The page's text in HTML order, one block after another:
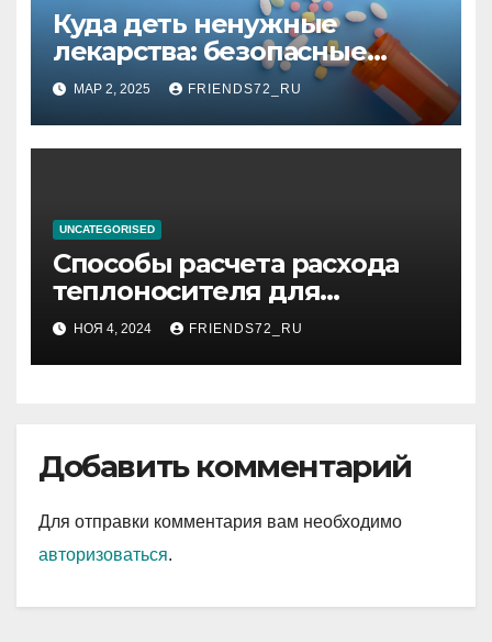
Куда деть ненужные
лекарства: безопасные
способы утилизации
МАР 2, 2025 FRIENDS72_RU
UNCATEGORISED
Способы расчета расхода
теплоносителя для
системы отопления
НОЯ 4, 2024 FRIENDS72_RU
Добавить комментарий
Для отправки комментария вам необходимо
авторизоваться.